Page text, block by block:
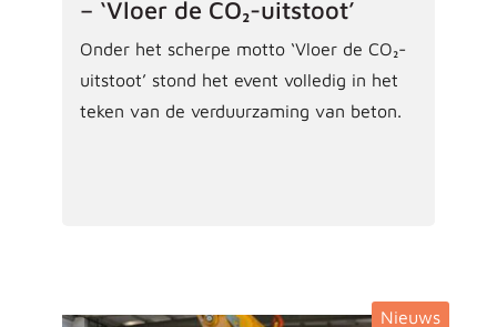
– ‘Vloer de CO₂-uitstoot’
Onder het scherpe motto ‘Vloer de CO₂-
uitstoot’ stond het event volledig in het
teken van de verduurzaming van beton.
Nieuws